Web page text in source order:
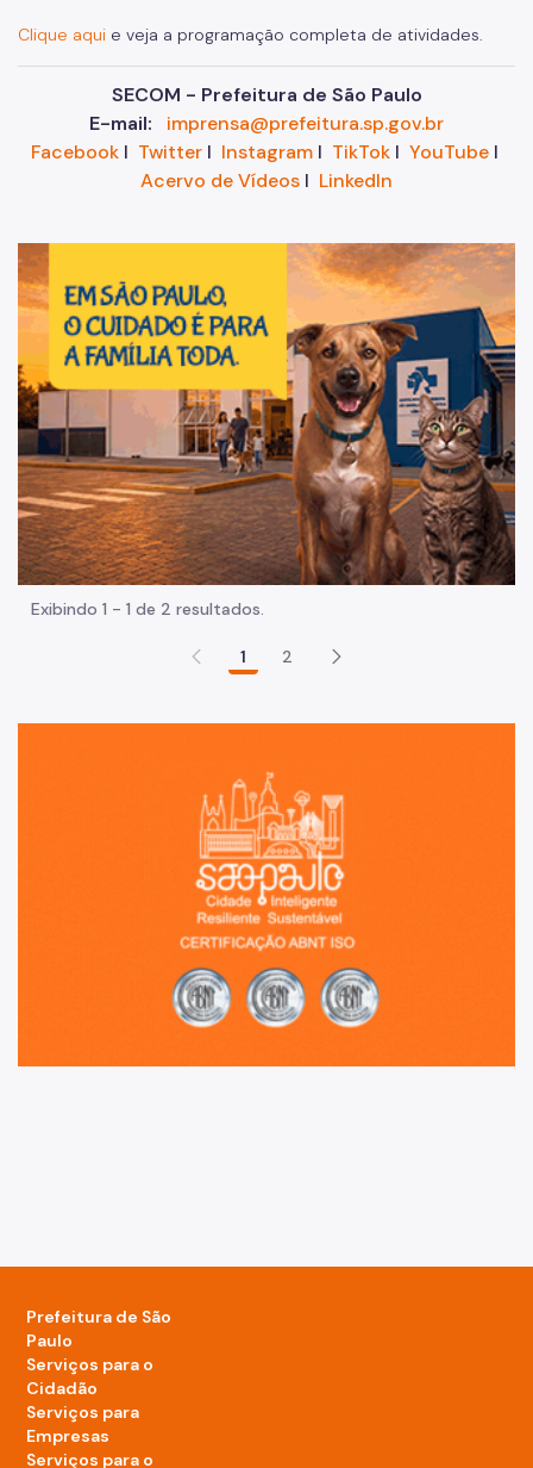
Clique aqui e veja a programação completa de atividades.
SECOM - Prefeitura de São Paulo
E-mail:
imprensa@prefeitura.sp.gov.br
FacebookI TwitterI InstagramI TikTokI YouTubeI
Acervo de Vídeos I LinkedIn
Exibindo 1 - 1 de 2 resultados.
1 2
Prefeitura de São
Paulo
Serviços para o
Cidadão
Serviços para
Empresas
Serviços para o